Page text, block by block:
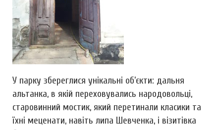
У парку збереглися унікальні об’єкти: дальня
альтанка, в якій переховувались народовольці,
старовинний мостик, який перетинали класики та
їхні меценати, навіть липа Шевченка, і візитівка